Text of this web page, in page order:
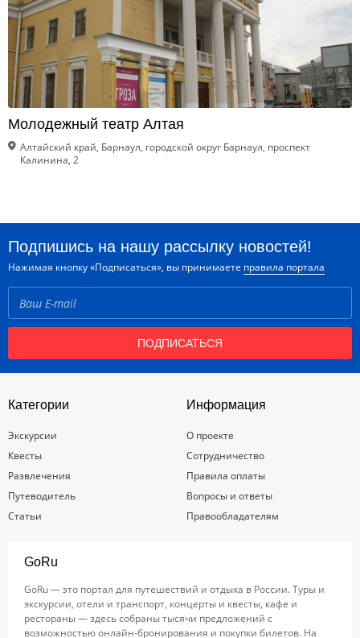
Молодежный театр Алтая
Алтайский край, Барнаул, городской округ Барнаул, проспект
Калинина, 2
Подпишись на нашу рассылку новостей!
Нажимая кнопку «Подписаться», вы принимаете правила портала
ПОДПИСАТЬСЯ
Категории
Экскурсии
Квесты
Развлечения
Путеводитель
Статьи
Информация
О проекте
Сотрудничество
Правила оплаты
Вопросы и ответы
Правообладателям
GoRu
GoRu — это портал для путешествий и отдыха в России. Туры и
экскурсии, отели и транспорт, концерты и квесты, кафе и
рестораны — здесь собраны тысячи предложений с
возможностью онлайн-бронирования и покупки билетов. На